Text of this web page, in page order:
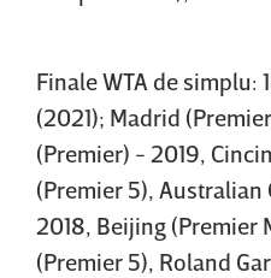
Finale WTA de simplu:
(2021); Madrid
(Premier) - 2019,
(Premier 5), Australian
2018, Beijing (Premier
(Premier 5), Roland